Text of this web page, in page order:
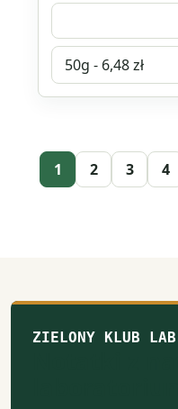
Wybierz
wariant
produktu
1 2 3 4
ZIELONY KLUB LAB